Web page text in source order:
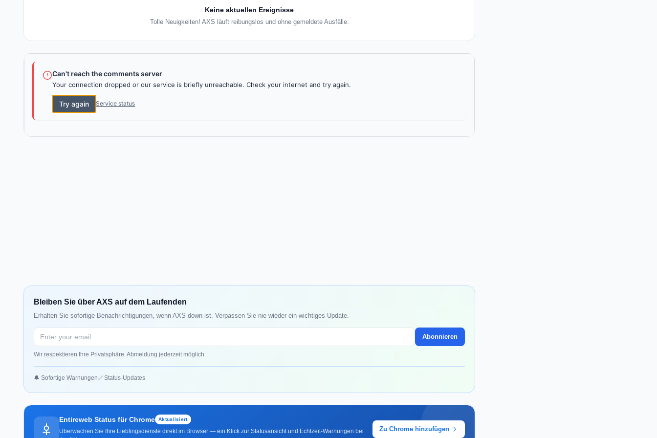
Keine aktuellen Ereignisse
Tolle Neuigkeiten! AXS läuft reibungslos und ohne gemeldete Ausfälle.
Can't reach the comments server
Your connection dropped or our service is briefly unreachable. Check your internet and try again.
Try again Service status
Bleiben Sie über AXS auf dem Laufenden
Erhalten Sie sofortige Benachrichtigungen, wenn AXS down ist. Verpassen Sie nie wieder ein wichtiges Update.
Abonnieren
Wir respektieren Ihre Privatsphäre. Abmeldung jederzeit möglich.
🔔 Sofortige Warnungen✅ Status-Updates
Entireweb Status für Chrome Aktualisiert
Überwachen Sie Ihre Lieblingsdienste direkt im Browser — ein Klick zur Statusansicht und Echtzeit-Warnungen bei
Zu Chrome hinzufügen